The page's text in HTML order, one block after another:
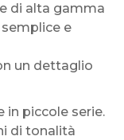
di alta gamma
semplice e
un dettaglio
piccole serie.
di tonalità